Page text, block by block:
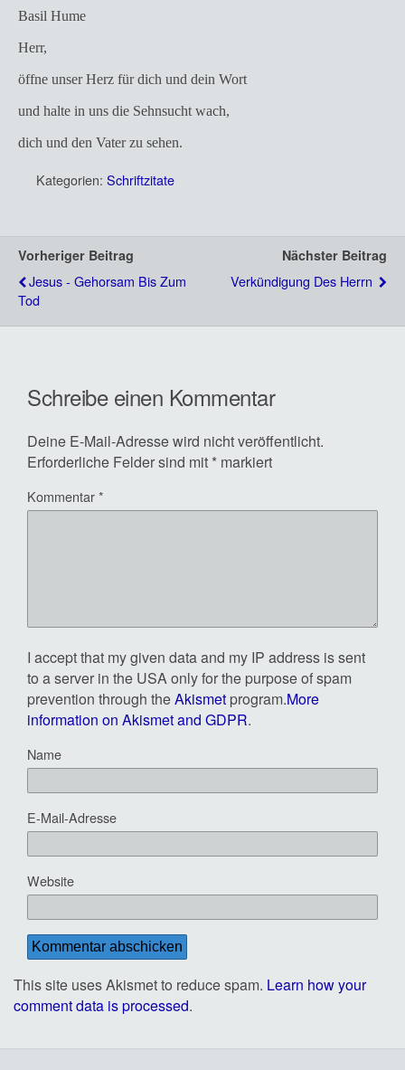
Basil Hume
Herr,
öffne unser Herz für dich und dein Wort
und halte in uns die Sehnsucht wach,
dich und den Vater zu sehen.
Kategorien: Schriftzitate
Vorheriger Beitrag
Jesus - Gehorsam Bis Zum
Tod
Nächster Beitrag
Verkündigung Des Herrn
Schreibe einen Kommentar
Deine E-Mail-Adresse wird nicht veröffentlicht.
Erforderliche Felder sind mit * markiert
Kommentar*
I accept that my given data and my IP address is sent
to a server in the USA only for the purpose of spam
prevention through theAkismet program.More
information on Akismet and GDPR.
Name
E-Mail-Adresse
Website
This site uses Akismet to reduce spam. Learn how your
comment data is processed.